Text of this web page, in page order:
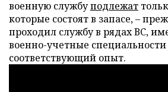
военную службуподлежат
которые состоят в запасе, –
проходил службу в рядах ВС,
военно-учетные
соответствующий опыт.